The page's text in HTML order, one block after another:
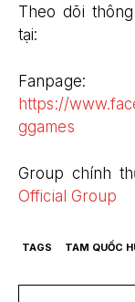
Theo dõi
tại:
Fanpage:
https://
ggames
Group chính
Official Group
TAGS TAM QUỐC